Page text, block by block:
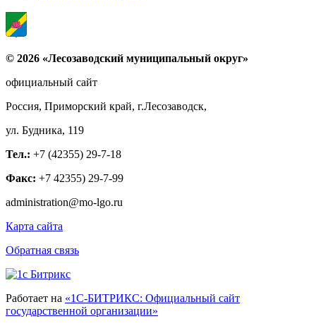
© 2026 «Лесозаводский муниципальный округ»
официальный сайт
Россия, Приморский край, г.Лесозаводск,
ул. Будника, 119
Тел.: +7 (42355) 29-7-18
Факс: +7 42355) 29-7-99
administration@mo-lgo.ru
Карта сайта
Обратная связь
Работает на «1С-БИТРИКС: Официальный сайт
государственной организации»